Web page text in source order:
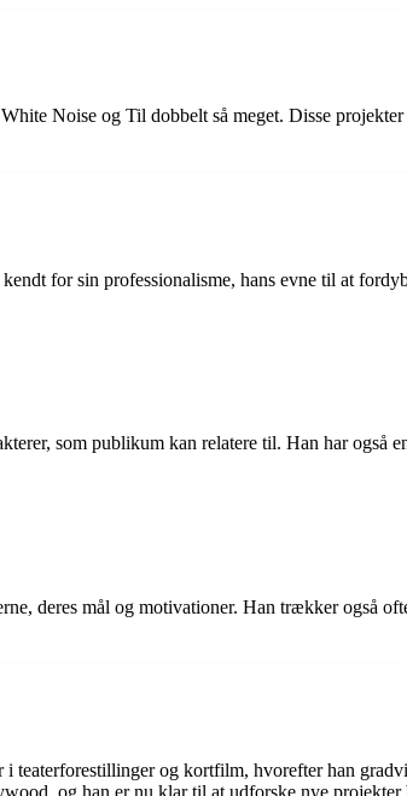
Noise og Til dobbelt så meget. Disse
for sin professionalisme, hans evne til at
som publikum kan relatere til. Han har også
deres mål og motivationer. Han trækker også
teaterforestillinger og kortfilm, hvorefter han